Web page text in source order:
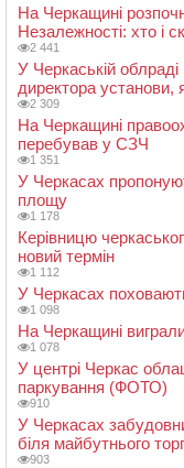
На Черкащині
Незалежності: хто і
2 441
У Черкаській
директора установи,
2 309
На Черкащині
перебував у СЗЧ
1 351
У Черкасах
площу
1 178
Керівницю
новий термін
1 112
У Черкасах
1 098
На Черкащині
1 078
У центрі Черкас
паркування (ФОТО)
910
У Черкасах
біля майбутнього
903